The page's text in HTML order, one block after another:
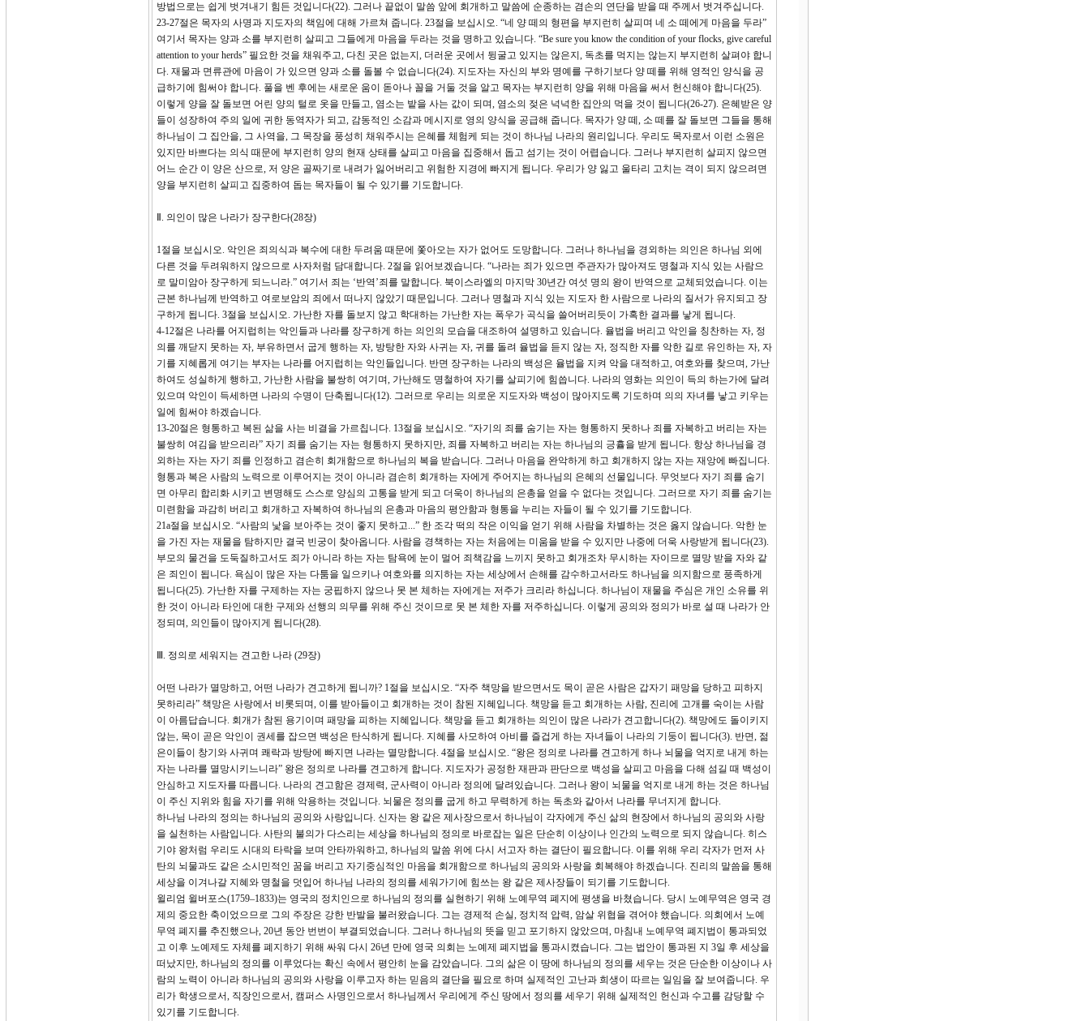
방법으로는 쉽게 벗겨내기 힘든 것입니다(22). 그러나 끝없이 말씀 앞에 회개하고 말씀에 순종하는 겸손의 연단을 받을 때 주께서 벗겨주십니다.
23-27절은 목자의 사명과 지도자의 책임에 대해 가르쳐 줍니다. 23절을 보십시오. “네 양 떼의 형편을 부지런히 살피며 네 소 떼에게 마음을 두라”
여기서 목자는 양과 소를 부지런히 살피고 그들에게 마음을 두라는 것을 명하고 있습니다. “Be sure you know the condition of your flocks, give careful
attention to your herds” 필요한 것을 채워주고, 다친 곳은 없는지, 더러운 곳에서 뒹굴고 있지는 않은지, 독초를 먹지는 않는지 부지런히 살펴야 합니
다. 재물과 면류관에 마음이 가 있으면 양과 소를 돌볼 수 없습니다(24). 지도자는 자신의 부와 명예를 구하기보다 양 떼를 위해 영적인 양식을 공
급하기에 힘써야 합니다. 풀을 벤 후에는 새로운 움이 돋아나 꼴을 거둘 것을 알고 목자는 부지런히 양을 위해 마음을 써서 헌신해야 합니다(25).
이렇게 양을 잘 돌보면 어린 양의 털로 옷을 만들고, 염소는 밭을 사는 값이 되며, 염소의 젖은 넉넉한 집안의 먹을 것이 됩니다(26-27). 은혜받은 양
들이 성장하여 주의 일에 귀한 동역자가 되고, 감동적인 소감과 메시지로 영의 양식을 공급해 줍니다. 목자가 양 떼, 소 떼를 잘 돌보면 그들을 통해
하나님이 그 집안을, 그 사역을, 그 목장을 풍성히 채워주시는 은혜를 체험케 되는 것이 하나님 나라의 원리입니다. 우리도 목자로서 이런 소원은
있지만 바쁘다는 의식 때문에 부지런히 양의 현재 상태를 살피고 마음을 집중해서 돕고 섬기는 것이 어렵습니다. 그러나 부지런히 살피지 않으면
어느 순간 이 양은 산으로, 저 양은 골짜기로 내려가 잃어버리고 위험한 지경에 빠지게 됩니다. 우리가 양 잃고 울타리 고치는 격이 되지 않으려면
양을 부지런히 살피고 집중하여 돕는 목자들이 될 수 있기를 기도합니다.
Ⅱ. 의인이 많은 나라가 장구한다(28장)
1절을 보십시오. 악인은 죄의식과 복수에 대한 두려움 때문에 쫓아오는 자가 없어도 도망합니다. 그러나 하나님을 경외하는 의인은 하나님 외에
다른 것을 두려워하지 않으므로 사자처럼 담대합니다. 2절을 읽어보겠습니다. “나라는 죄가 있으면 주관자가 많아져도 명철과 지식 있는 사람으
로 말미암아 장구하게 되느니라.” 여기서 죄는 ‘반역’죄를 말합니다. 북이스라엘의 마지막 30년간 여섯 명의 왕이 반역으로 교체되었습니다. 이는
근본 하나님께 반역하고 여로보암의 죄에서 떠나지 않았기 때문입니다. 그러나 명철과 지식 있는 지도자 한 사람으로 나라의 질서가 유지되고 장
구하게 됩니다. 3절을 보십시오. 가난한 자를 돌보지 않고 학대하는 가난한 자는 폭우가 곡식을 쓸어버리듯이 가혹한 결과를 낳게 됩니다.
4-12절은 나라를 어지럽히는 악인들과 나라를 장구하게 하는 의인의 모습을 대조하여 설명하고 있습니다. 율법을 버리고 악인을 칭찬하는 자, 정
의를 깨닫지 못하는 자, 부유하면서 굽게 행하는 자, 방탕한 자와 사귀는 자, 귀를 돌려 율법을 듣지 않는 자, 정직한 자를 악한 길로 유인하는 자, 자
기를 지혜롭게 여기는 부자는 나라를 어지럽히는 악인들입니다. 반면 장구하는 나라의 백성은 율법을 지켜 악을 대적하고, 여호와를 찾으며, 가난
하여도 성실하게 행하고, 가난한 사람을 불쌍히 여기며, 가난해도 명철하여 자기를 살피기에 힘씁니다. 나라의 영화는 의인이 득의 하는가에 달려
있으며 악인이 득세하면 나라의 수명이 단축됩니다(12). 그러므로 우리는 의로운 지도자와 백성이 많아지도록 기도하며 의의 자녀를 낳고 키우는
일에 힘써야 하겠습니다.
13-20절은 형통하고 복된 삶을 사는 비결을 가르칩니다. 13절을 보십시오. “자기의 죄를 숨기는 자는 형통하지 못하나 죄를 자복하고 버리는 자는
불쌍히 여김을 받으리라” 자기 죄를 숨기는 자는 형통하지 못하지만, 죄를 자복하고 버리는 자는 하나님의 긍휼을 받게 됩니다. 항상 하나님을 경
외하는 자는 자기 죄를 인정하고 겸손히 회개함으로 하나님의 복을 받습니다. 그러나 마음을 완악하게 하고 회개하지 않는 자는 재앙에 빠집니다.
형통과 복은 사람의 노력으로 이루어지는 것이 아니라 겸손히 회개하는 자에게 주어지는 하나님의 은혜의 선물입니다. 무엇보다 자기 죄를 숨기
면 아무리 합리화 시키고 변명해도 스스로 양심의 고통을 받게 되고 더욱이 하나님의 은총을 얻을 수 없다는 것입니다. 그러므로 자기 죄를 숨기는
미련함을 과감히 버리고 회개하고 자복하여 하나님의 은총과 마음의 평안함과 형통을 누리는 자들이 될 수 있기를 기도합니다.
21a절을 보십시오. “사람의 낯을 보아주는 것이 좋지 못하고...” 한 조각 떡의 작은 이익을 얻기 위해 사람을 차별하는 것은 옳지 않습니다. 악한 눈
을 가진 자는 재물을 탐하지만 결국 빈궁이 찾아옵니다. 사람을 경책하는 자는 처음에는 미움을 받을 수 있지만 나중에 더욱 사랑받게 됩니다(23).
부모의 물건을 도둑질하고서도 죄가 아니라 하는 자는 탐욕에 눈이 멀어 죄책감을 느끼지 못하고 회개조차 무시하는 자이므로 멸망 받을 자와 같
은 죄인이 됩니다. 욕심이 많은 자는 다툼을 일으키나 여호와를 의지하는 자는 세상에서 손해를 감수하고서라도 하나님을 의지함으로 풍족하게
됩니다(25). 가난한 자를 구제하는 자는 궁핍하지 않으나 못 본 체하는 자에게는 저주가 크리라 하십니다. 하나님이 재물을 주심은 개인 소유를 위
한 것이 아니라 타인에 대한 구제와 선행의 의무를 위해 주신 것이므로 못 본 체한 자를 저주하십니다. 이렇게 공의와 정의가 바로 설 때 나라가 안
정되며, 의인들이 많아지게 됩니다(28).
Ⅲ. 정의로 세워지는 견고한 나라 (29장)
어떤 나라가 멸망하고, 어떤 나라가 견고하게 됩니까? 1절을 보십시오. “자주 책망을 받으면서도 목이 곧은 사람은 갑자기 패망을 당하고 피하지
못하리라” 책망은 사랑에서 비롯되며, 이를 받아들이고 회개하는 것이 참된 지혜입니다. 책망을 듣고 회개하는 사람, 진리에 고개를 숙이는 사람
이 아름답습니다. 회개가 참된 용기이며 패망을 피하는 지혜입니다. 책망을 듣고 회개하는 의인이 많은 나라가 견고합니다(2). 책망에도 돌이키지
않는, 목이 곧은 악인이 권세를 잡으면 백성은 탄식하게 됩니다. 지혜를 사모하여 아비를 즐겁게 하는 자녀들이 나라의 기둥이 됩니다(3). 반면, 젊
은이들이 창기와 사귀며 쾌락과 방탕에 빠지면 나라는 멸망합니다. 4절을 보십시오. “왕은 정의로 나라를 견고하게 하나 뇌물을 억지로 내게 하는
자는 나라를 멸망시키느니라” 왕은 정의로 나라를 견고하게 합니다. 지도자가 공정한 재판과 판단으로 백성을 살피고 마음을 다해 섬길 때 백성이
안심하고 지도자를 따릅니다. 나라의 견고함은 경제력, 군사력이 아니라 정의에 달려있습니다. 그러나 왕이 뇌물을 억지로 내게 하는 것은 하나님
이 주신 지위와 힘을 자기를 위해 악용하는 것입니다. 뇌물은 정의를 굽게 하고 무력하게 하는 독초와 같아서 나라를 무너지게 합니다.
하나님 나라의 정의는 하나님의 공의와 사랑입니다. 신자는 왕 같은 제사장으로서 하나님이 각자에게 주신 삶의 현장에서 하나님의 공의와 사랑
을 실천하는 사람입니다. 사탄의 불의가 다스리는 세상을 하나님의 정의로 바로잡는 일은 단순히 이상이나 인간의 노력으로 되지 않습니다. 히스
기야 왕처럼 우리도 시대의 타락을 보며 안타까워하고, 하나님의 말씀 위에 다시 서고자 하는 결단이 필요합니다. 이를 위해 우리 각자가 먼저 사
탄의 뇌물과도 같은 소시민적인 꿈을 버리고 자기중심적인 마음을 회개함으로 하나님의 공의와 사랑을 회복해야 하겠습니다. 진리의 말씀을 통해
세상을 이겨나갈 지혜와 명철을 덧입어 하나님 나라의 정의를 세워가기에 힘쓰는 왕 같은 제사장들이 되기를 기도합니다.
윌리엄 윌버포스(1759–1833)는 영국의 정치인으로 하나님의 정의를 실현하기 위해 노예무역 폐지에 평생을 바쳤습니다. 당시 노예무역은 영국 경
제의 중요한 축이었으므로 그의 주장은 강한 반발을 불러왔습니다. 그는 경제적 손실, 정치적 압력, 암살 위협을 겪어야 했습니다. 의회에서 노예
무역 폐지를 추진했으나, 20년 동안 번번이 부결되었습니다. 그러나 하나님의 뜻을 믿고 포기하지 않았으며, 마침내 노예무역 폐지법이 통과되었
고 이후 노예제도 자체를 폐지하기 위해 싸워 다시 26년 만에 영국 의회는 노예제 폐지법을 통과시켰습니다. 그는 법안이 통과된 지 3일 후 세상을
떠났지만, 하나님의 정의를 이루었다는 확신 속에서 평안히 눈을 감았습니다. 그의 삶은 이 땅에 하나님의 정의를 세우는 것은 단순한 이상이나 사
람의 노력이 아니라 하나님의 공의와 사랑을 이루고자 하는 믿음의 결단을 필요로 하며 실제적인 고난과 희생이 따르는 일임을 잘 보여줍니다. 우
리가 학생으로서, 직장인으로서, 캠퍼스 사명인으로서 하나님께서 우리에게 주신 땅에서 정의를 세우기 위해 실제적인 헌신과 수고를 감당할 수
있기를 기도합니다.